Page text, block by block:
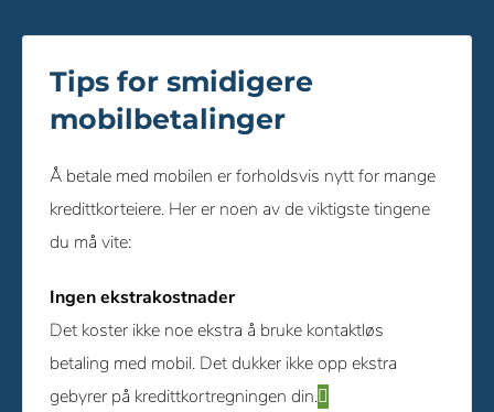
Tips for smidigere
mobilbetalinger
Å betale med mobilen er forholdsvis nytt for mange
kredittkorteiere. Her er noen av de viktigste tingene
du må vite:
Ingen ekstrakostnader
Det koster ikke noe ekstra å bruke kontaktløs
betaling med mobil. Det dukker ikke opp ekstra
gebyrer på kredittkortregningen din.